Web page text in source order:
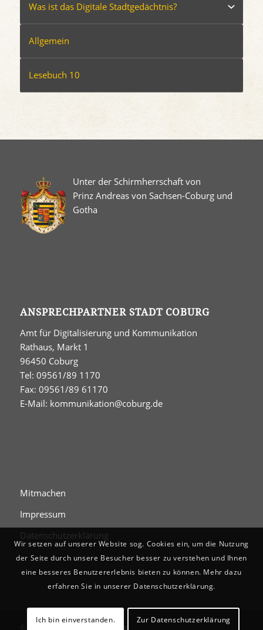
Was ist das Digitale Stadtgedächtnis?
Allgemein
Lesebuch 10
Unter der Schirmherrschaft von
Prinz Andreas von Sachsen-Coburg und
Gotha
ANSPRECHPARTNER STADT COBURG
Amt für Digitalisierung und Kommunikation
Rathaus, Markt 1
96450 Coburg
Tel: 09561/89 1170
Fax: 09561/89 61170
E-Mail: kommunikation@coburg.de
Mitmachen
Impressum
Datenschutzerklärung
© Digitales Stadtgedächtnis Coburg
Wir setzen auf unserer Website sog. Cookies ein, um die Nutzung
der Seite durch unsere Besucher besser zu verstehen und Ihnen
eine besseres Benutzererlebnis bieten zu können. Mehr dazu
erfahren Sie in unserer Datenschutzerklärung.
Ich bin einverstanden. Zur Datenschutzerklärung